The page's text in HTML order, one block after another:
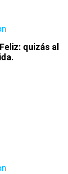
quizás al